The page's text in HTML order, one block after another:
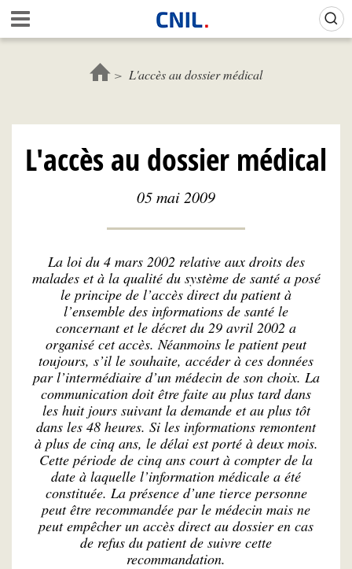
Aller
au
contenu
c
u
l
C
N
L'accès au dossier médical
L'accès au dossier médical
05 mai 2009
La loi du 4 mars 2002 relative aux droits des
malades et à la qualité du système de santé a posé
le principe de l’accès direct du patient à
l’ensemble des informations de santé le
concernant et le décret du 29 avril 2002 a
organisé cet accès. Néanmoins le patient peut
toujours, s’il le souhaite, accéder à ces données
par l’intermédiaire d’un médecin de son choix. La
communication doit être faite au plus tard dans
les huit jours suivant la demande et au plus tôt
dans les 48 heures. Si les informations remontent
à plus de cinq ans, le délai est porté à deux mois.
Cette période de cinq ans court à compter de la
date à laquelle l’information médicale a été
constituée. La présence d’une tierce personne
peut être recommandée par le médecin mais ne
peut empêcher un accès direct au dossier en cas
de refus du patient de suivre cette
recommandation.
Gestion de vos préférences sur les cookies (témoins de connexion)